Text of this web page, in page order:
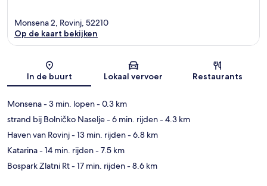
Kaart
Monsena 2, Rovinj, 52210
Op de kaart bekijken
In de buurt Lokaal vervoer Restaurants
Monsena- 3 min. lopen- 0.3 km
strand bij Bolničko Naselje- 6 min. rijden- 4.3 km
Haven van Rovinj- 13 min. rijden- 6.8 km
Katarina- 14 min. rijden- 7.5 km
Bospark Zlatni Rt- 17 min. rijden- 8.6 km